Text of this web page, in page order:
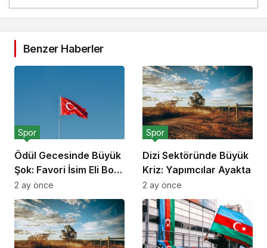
Benzer Haberler
Ödül Gecesinde Büyük
Şok: Favori İsim Eli Boş
Döndü
Spor
2 ay önce
Dizi Sektöründe Büyük
Kriz: Yapımcılar Ayakta
Spor
2 ay önce